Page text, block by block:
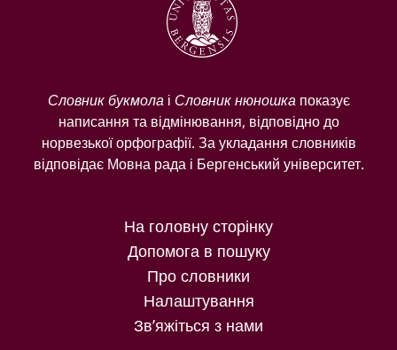
Словник букмолаі Словник нюношкапоказує
написання та відмінювання, відповідно до
норвезької орфографії. За укладання словників
відповідає Мовна рада і Бергенський університет.
На головну сторінку
Допомога в пошуку
Про словники
Налаштування
Зв’яжіться з нами